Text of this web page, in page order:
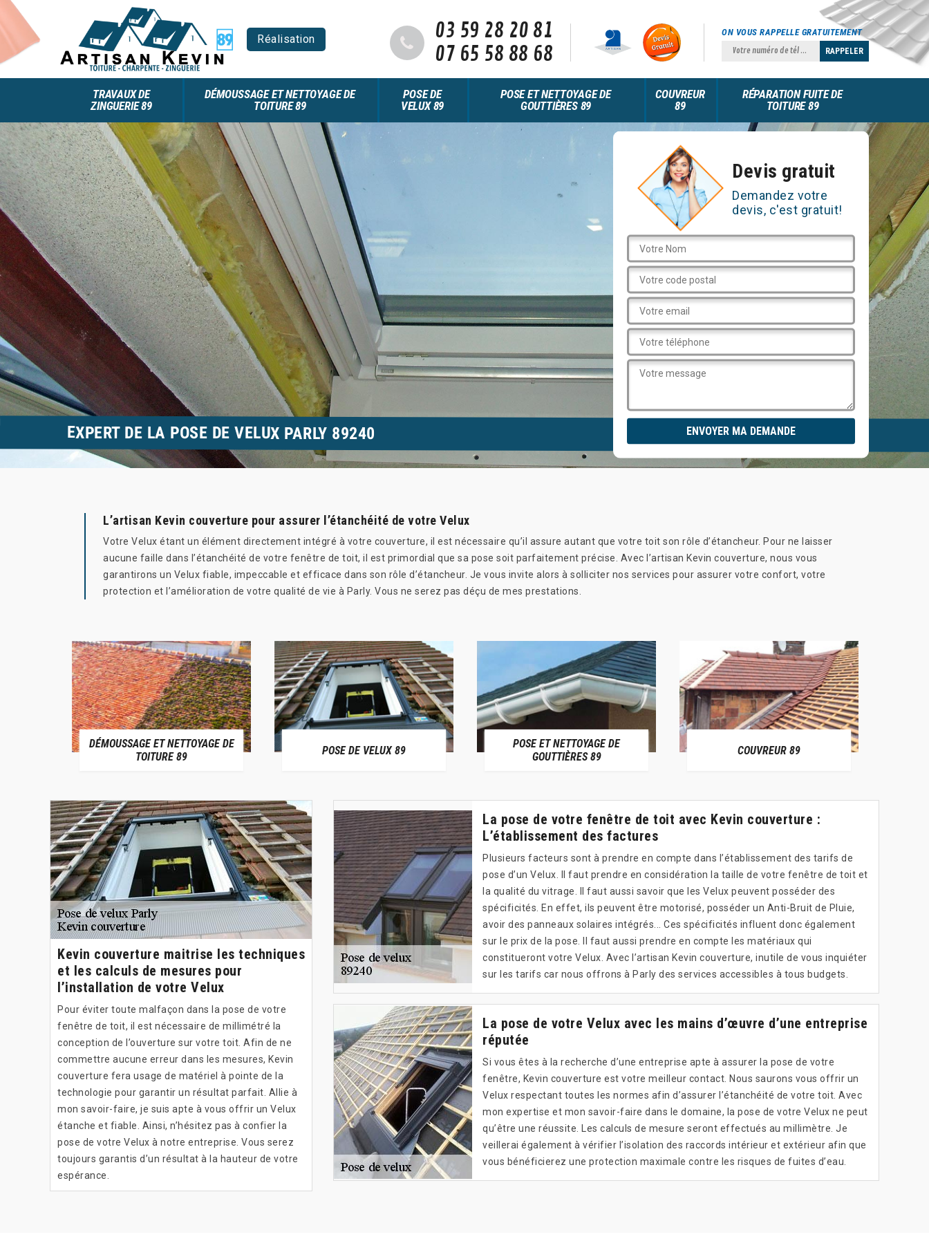
Réalisation
03 59 28 20 81
07 65 58 88 68
ON VOUS RAPPELLE GRATUITEMENT
TRAVAUX DE
ZINGUERIE 89
DÉMOUSSAGE ET NETTOYAGE DE
TOITURE 89
POSE DE
VELUX 89
POSE ET NETTOYAGE DE
GOUTTIÈRES 89
COUVREUR
89
RÉPARATION FUITE DE
TOITURE 89
Devis gratuit
Demandez votre
devis, c'est gratuit!
EXPERT DE LA POSE DE VELUX PARLY 89240
L’artisan Kevin couverture pour assurer l’étanchéité de votre Velux
Votre Velux étant un élément directement intégré à votre couverture, il est nécessaire qu’il assure autant que votre toit son rôle d’étancheur. Pour ne laisser
aucune faille dans l’étanchéité de votre fenêtre de toit, il est primordial que sa pose soit parfaitement précise. Avec l’artisan Kevin couverture, nous vous
garantirons un Velux fiable, impeccable et efficace dans son rôle d’étancheur. Je vous invite alors à solliciter nos services pour assurer votre confort, votre
protection et l’amélioration de votre qualité de vie à Parly. Vous ne serez pas déçu de mes prestations.
DÉMOUSSAGE ET NETTOYAGE DE
TOITURE 89
POSE DE VELUX 89
POSE ET NETTOYAGE DE
GOUTTIÈRES 89
COUVREUR 89
Kevin couverture maitrise les techniques
et les calculs de mesures pour
l’installation de votre Velux
Pour éviter toute malfaçon dans la pose de votre
fenêtre de toit, il est nécessaire de millimétré la
conception de l’ouverture sur votre toit. Afin de ne
commettre aucune erreur dans les mesures, Kevin
couverture fera usage de matériel à pointe de la
technologie pour garantir un résultat parfait. Allie à
mon savoir-faire, je suis apte à vous offrir un Velux
étanche et fiable. Ainsi, n’hésitez pas à confier la
pose de votre Velux à notre entreprise. Vous serez
toujours garantis d’un résultat à la hauteur de votre
espérance.
La pose de votre fenêtre de toit avec Kevin couverture :
L’établissement des factures
Plusieurs facteurs sont à prendre en compte dans l’établissement des tarifs de
pose d’un Velux. Il faut prendre en considération la taille de votre fenêtre de toit et
la qualité du vitrage. Il faut aussi savoir que les Velux peuvent posséder des
spécificités. En effet, ils peuvent être motorisé, posséder un Anti-Bruit de Pluie,
avoir des panneaux solaires intégrés... Ces spécificités influent donc également
sur le prix de la pose. Il faut aussi prendre en compte les matériaux qui
constitueront votre Velux. Avec l’artisan Kevin couverture, inutile de vous inquiéter
sur les tarifs car nous offrons à Parly des services accessibles à tous budgets.
La pose de votre Velux avec les mains d’œuvre d’une entreprise
réputée
Si vous êtes à la recherche d’une entreprise apte à assurer la pose de votre
fenêtre, Kevin couverture est votre meilleur contact. Nous saurons vous offrir un
Velux respectant toutes les normes afin d’assurer l’étanchéité de votre toit. Avec
mon expertise et mon savoir-faire dans le domaine, la pose de votre Velux ne peut
qu’être une réussite. Les calculs de mesure seront effectués au millimètre. Je
veillerai également à vérifier l’isolation des raccords intérieur et extérieur afin que
vous bénéficierez une protection maximale contre les risques de fuites d’eau.